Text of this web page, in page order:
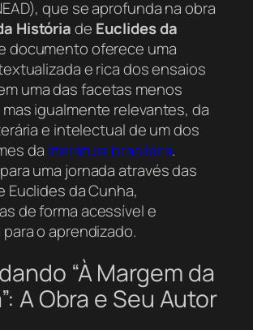
que se aprofunda na obra
Históriade Euclides da
documento oferece uma
e rica dos ensaios
uma das facetas menos
igualmente relevantes, da
e intelectual de um dos
daliteratura brasileira.
uma jornada através das
Euclides da Cunha,
de forma acessível e
o aprendizado.
“À Margem da
A Obra e Seu Autor